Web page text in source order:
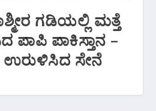
ಗಡಿಯಲ್ಲಿ ಮತ್ತೆ
ಪಾಕಿಸ್ತಾನ –
ಉರುಳಿಸಿದ ಸೇನೆ